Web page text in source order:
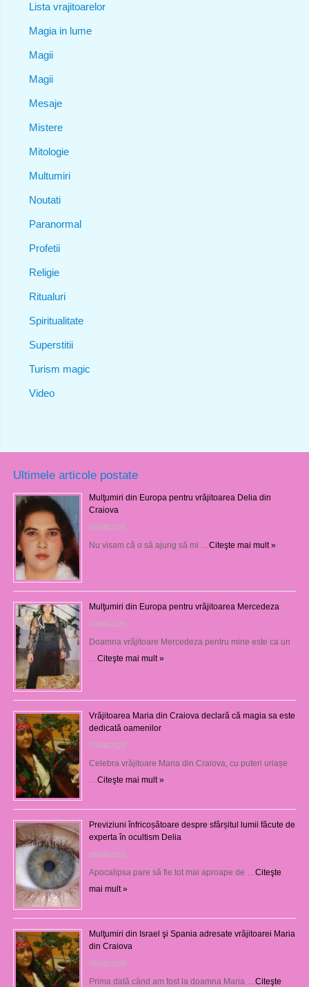
Lista vrajitoarelor
Magia in lume
Magii
Magii
Mesaje
Mistere
Mitologie
Multumiri
Noutati
Paranormal
Profetii
Religie
Ritualuri
Spiritualitate
Superstitii
Turism magic
Video
Ultimele articole postate
Mulţumiri din Europa pentru vrăjitoarea Delia din
Craiova
09/08/2026
Nu visam că o să ajung să mi … Citeşte mai mult »
Mulţumiri din Europa pentru vrăjitoarea Mercedeza
09/08/2026
Doamna vrăjitoare Mercedeza pentru mine este ca un
Citeşte mai mult »
Vrăjitoarea Maria din Craiova declară că magia sa este
dedicată oamenilor
09/08/2026
Celebra vrăjitoare Maria din Craiova, cu puteri uriașe
Citeşte mai mult »
Previziuni înfricoșătoare despre sfârșitul lumii făcute de
experta în ocultism Delia
08/08/2026
Apocalipsa pare să fie tot mai aproape de … Citeşte
mai mult »
Mulţumiri din Israel şi Spania adresate vrăjitoarei Maria
din Craiova
08/08/2026
Prima dată când am fost la doamna Maria … Citeşte